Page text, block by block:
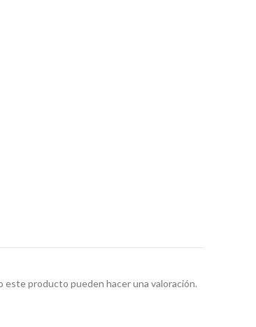
este producto pueden hacer una valoración.